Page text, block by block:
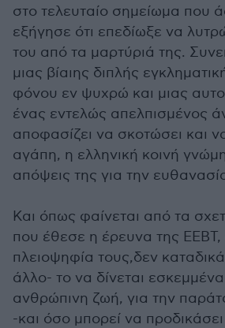
στο τελευταίο σημείωμα που
εξήγησε ότι επεδίωξε να
του από τα μαρτύριά της.
μιας βίαιης διπλής
φόνου εν ψυχρώ και μιας
ένας εντελώς απελπισμένος
αποφασίζει να σκοτώσει και
αγάπη, η ελληνική κοινή
απόψεις της για την
Και όπως φαίνεται από τα
που έθεσε η έρευνα της ΕΕΒΤ,
πλειοψηφία τους,δεν
άλλο- το να δίνεται
ανθρώπινη ζωή, για την
-και όσο μπορεί να προδικάσει